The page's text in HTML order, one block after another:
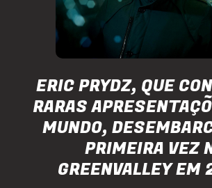
ERIC PRYDZ, QUE
RARAS
MUNDO,
PRIMEIRA VEZ
GREENVALLEY